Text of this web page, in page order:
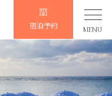
宿泊予約 MENU